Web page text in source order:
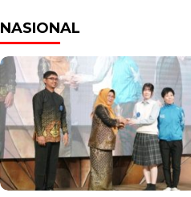
NASIONAL